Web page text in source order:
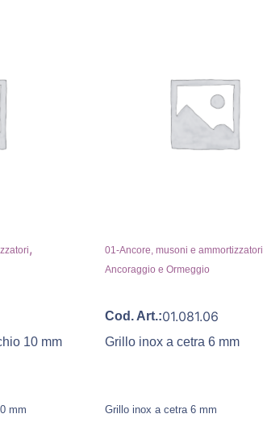
,
10 mm
mm
01-Ancore, musoni e ammortizzatori
Ancoraggio e Ormeggio
Cod. Art.:01.081.06
Grillo inox a cetra 6 mm
Grillo inox a cetra 6 mm